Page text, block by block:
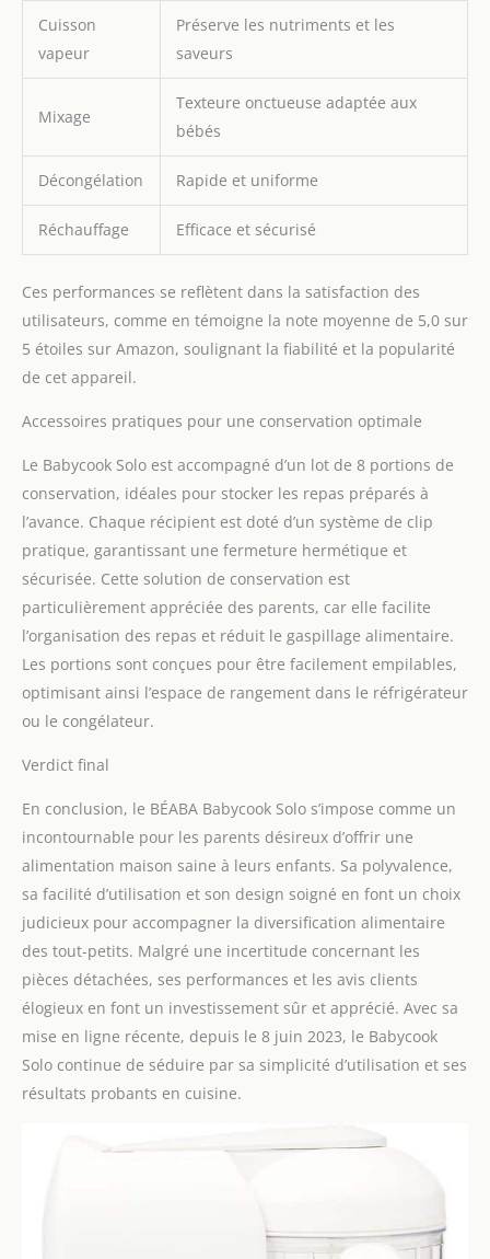
Cuisson
vapeur
Préserve les nutriments et les
saveurs
Mixage
Texteure onctueuse adaptée aux
bébés
Décongélation Rapide et uniforme
Réchauffage Efficace et sécurisé
Ces performances se reflètent dans la satisfaction des
utilisateurs, comme en témoigne la note moyenne de 5,0 sur
5 étoiles sur Amazon, soulignant la fiabilité et la popularité
de cet appareil.
Accessoires pratiques pour une conservation optimale
Le Babycook Solo est accompagné d’un lot de 8 portions de
conservation, idéales pour stocker les repas préparés à
l’avance. Chaque récipient est doté d’un système de clip
pratique, garantissant une fermeture hermétique et
sécurisée. Cette solution de conservation est
particulièrement appréciée des parents, car elle facilite
l’organisation des repas et réduit le gaspillage alimentaire.
Les portions sont conçues pour être facilement empilables,
optimisant ainsi l’espace de rangement dans le réfrigérateur
ou le congélateur.
Verdict final
En conclusion, le BÉABA Babycook Solo s’impose comme un
incontournable pour les parents désireux d’offrir une
alimentation maison saine à leurs enfants. Sa polyvalence,
sa facilité d’utilisation et son design soigné en font un choix
judicieux pour accompagner la diversification alimentaire
des tout-petits. Malgré une incertitude concernant les
pièces détachées, ses performances et les avis clients
élogieux en font un investissement sûr et apprécié. Avec sa
mise en ligne récente, depuis le 8 juin 2023, le Babycook
Solo continue de séduire par sa simplicité d’utilisation et ses
résultats probants en cuisine.